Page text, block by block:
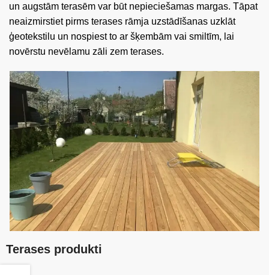
un augstām terasēm var būt nepieciešamas margas. Tāpat
neaizmirstiet pirms terases rāmja uzstādīšanas uzklāt
ģeotekstilu un nospiest to ar šķembām vai smiltīm, lai
novērstu nevēlamu zāli zem terases.
Terases produkti